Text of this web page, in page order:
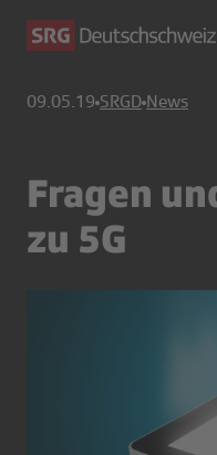
09.05.19 SRGD News
Fragen
zu 5G